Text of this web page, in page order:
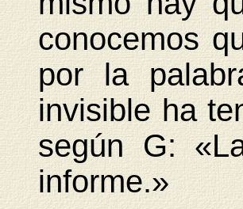
conocemos
por la
invisible ha
según G:
informe.»